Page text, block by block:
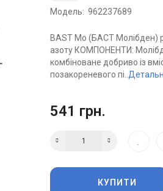
Модель: 962237689
BAST Мo (БАСТ Молібден)
азоту КОМПОНЕНТИ:
комбіноване добриво із
позакореневого пі..
541 грн.
КУПИТИ